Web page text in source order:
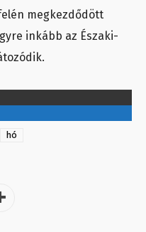
megkezdődött
inkább az Északi-
hó